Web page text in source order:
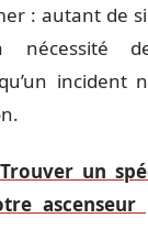
: autant de
nécessité
incident
Trouver un
ascenseur